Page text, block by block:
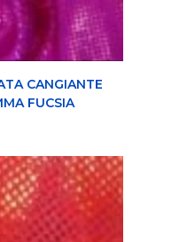
CANGIANTE
FUCSIA